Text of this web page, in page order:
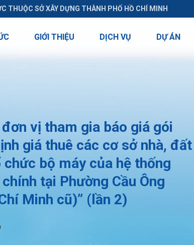
THUỘC SỞ XÂY DỰNG THÀNH PHỐ HỒ CHÍ MINH
GIỚI THIỆU DỊCH VỤ DỰ ÁN
vị tham gia báo giá gói
giá thuê các cơ sở nhà, đất
bộ máy của hệ thống
tại Phường Cầu Ông
Minh cũ)” (lần 2)